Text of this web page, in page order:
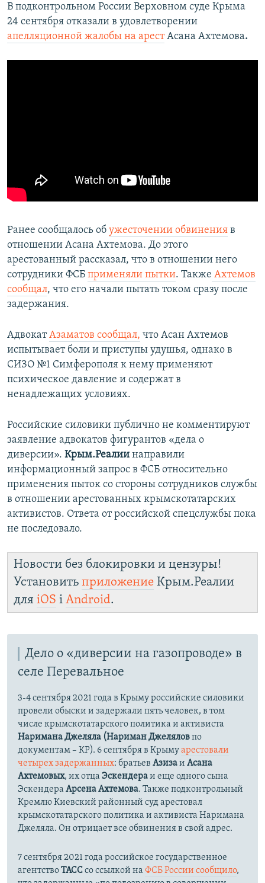
В подконтрольном России Верховном суде Крыма
24 сентября отказали в удовлетворении
апелляционной жалобы на арестАсана Ахтемова.
Ранее сообщалось об ужесточении обвинения в
отношении Асана Ахтемова. До этого
арестованный рассказал, что в отношении него
сотрудники ФСБ применяли пытки. Также Ахтемов
сообщал, что его начали пытать током сразу после
задержания.
АдвокатАзаматов сообщал, что Асан Ахтемов
испытывает боли и приступы удушья, однако в
СИЗО №1 Симферополя к нему применяют
психическое давление и содержат в
ненадлежащих условиях.
Российские силовики публично не комментируют
заявление адвокатов фигурантов «дела о
диверсии». Крым.Реалии направили
информационный запрос в ФСБ относительно
применения пыток со стороны сотрудников службы
в отношении арестованных крымскотатарских
активистов. Ответа от российской спецслужбы пока
не последовало.
Новости без блокировки и цензуры!
Установить приложение Крым.Реалии
для iOS і Android.
Дело о «диверсии на газопроводе» в
селе Перевальное
3-4 сентября 2021 года в Крыму российские силовики
провели обыски и задержали пять человек, в том
числе крымскотатарского политика и активиста
Наримана Джеляла (Нариман Джеляловпо
документам – КР). 6 сентября в Крымуарестовали
четырех задержанных: братьев Азизаи Асана
Ахтемовых, их отца Эскендераи еще одного сына
Эскендера Арсена Ахтемова. Также подконтрольный
Кремлю Киевский районный суд арестовал
крымскотатарского политика и активиста Наримана
Джеляла. Он отрицает все обвинения в свой адрес.
7 сентября 2021 года российское государственное
агентствоТАССсо ссылкой на ФСБ России сообщило,